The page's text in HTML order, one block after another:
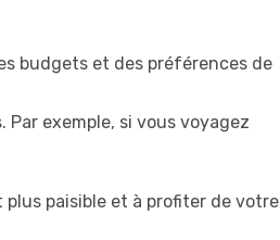
budgets et des préférences de
Par exemple, si vous voyagez
paisible et à profiter de votre